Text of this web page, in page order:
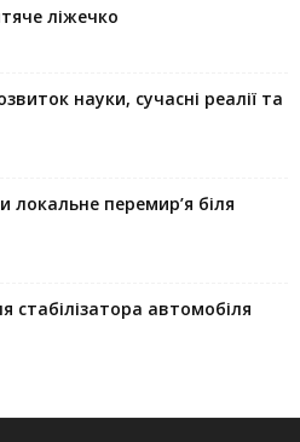
ліжечко
науки, сучасні реалії та
локальне перемир’я біля
стабілізатора автомобіля